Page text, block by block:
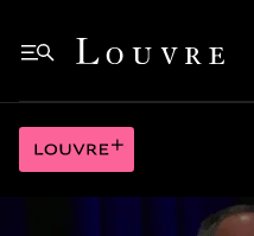
Louvre - Retour à l'accueil